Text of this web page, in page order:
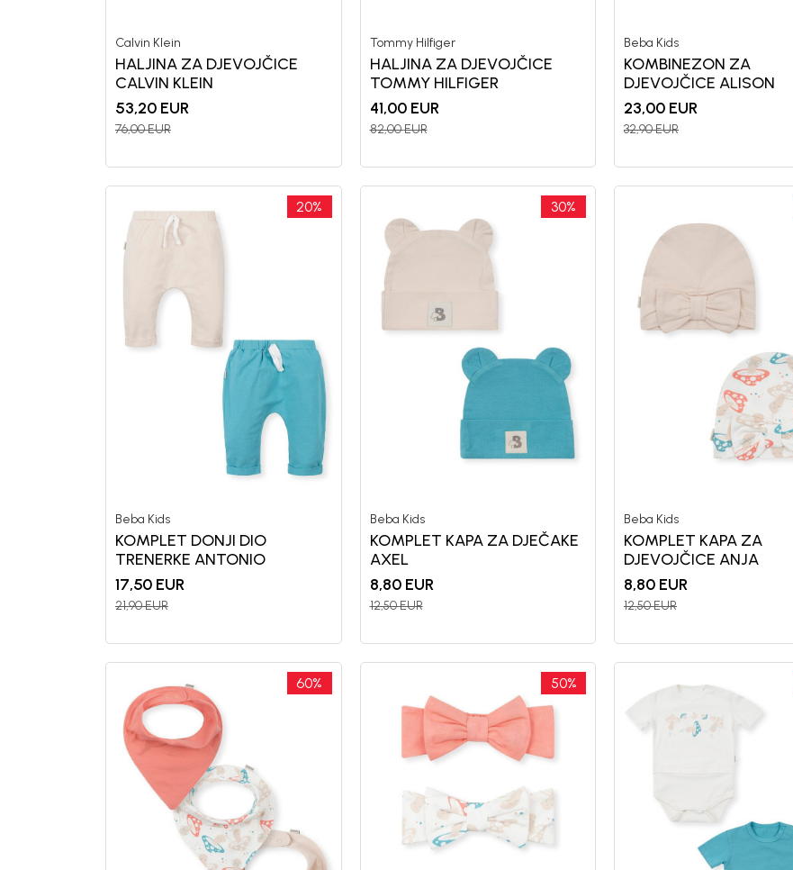
Calvin Klein
HALJINA ZA DJEVOJČICE
CALVIN KLEIN
53,20 EUR
76,00EUR
Tommy Hilfiger
HALJINA ZA DJEVOJČICE
TOMMY HILFIGER
41,00 EUR
82,00EUR
Beba Kids
KOMBINEZON ZA
DJEVOJČICE ALISON
23,00 EUR
32,90EUR
20%
Beba Kids
KOMPLET DONJI DIO
TRENERKE ANTONIO
17,50 EUR
21,90EUR
30%
Beba Kids
KOMPLET KAPA ZA DJEČAKE
AXEL
8,80 EUR
12,50EUR
Beba Kids
KOMPLET KAPA ZA
DJEVOJČICE ANJA
8,80 EUR
12,50EUR
60% 50%
10%
uz
putem
Generacije rastu uz BebaKids – brend kome roditelji već
decenijama veruju.
Unesi svoju e-poštu da se prijavite na